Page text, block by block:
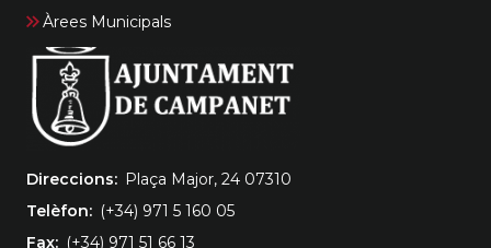
Àrees Municipals
Direccions
Plaça Major, 24 07310
Telèfon
(+34) 971 5 160 05
Fax
(+34) 971 51 66 13